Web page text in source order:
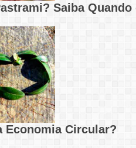
Saiba
Economia Circular?